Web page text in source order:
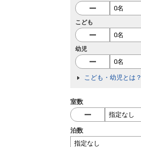
こども
幼児
こども・幼児とは？
室数
泊数